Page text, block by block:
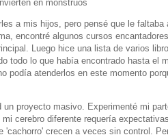
en monstruos
a mis hijos, pero pensé que le faltaba
encontré algunos cursos
Luego hice una lista de varios
todo lo que había encontrado hasta el
podía atenderlos en este momento
proyecto masivo. Experimenté mi
cerebro diferente requería
crecen a veces sin control.